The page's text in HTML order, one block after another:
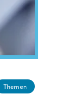
Themen